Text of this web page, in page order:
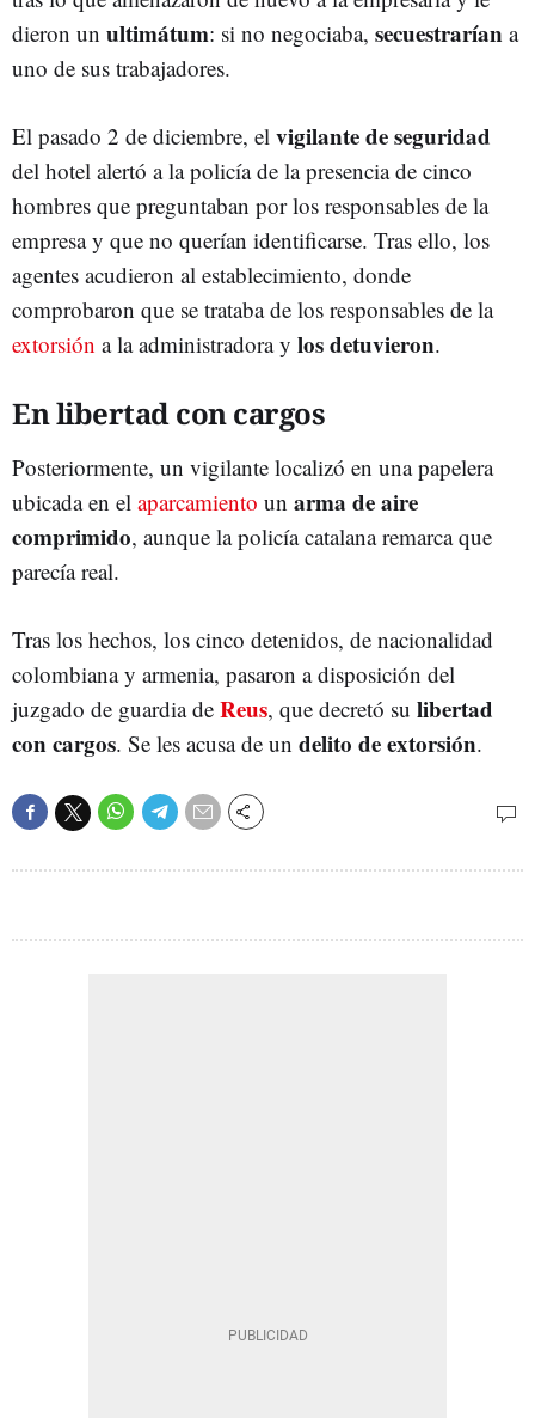
dieron un ultimátum: si no negociaba, secuestrarían a
uno de sus trabajadores.
El pasado 2 de diciembre, el vigilante de seguridad
del hotel alertó a la policía de la presencia de cinco
hombres que preguntaban por los responsables de la
empresa y que no querían identificarse. Tras ello, los
agentes acudieron al establecimiento, donde
comprobaron que se trataba de los responsables de la
extorsión a la administradora y losdetuvieron.
En libertad con cargos
Posteriormente, un vigilante localizó en una papelera
ubicada en el aparcamiento un arma de aire
comprimido, aunque la policía catalana remarca que
parecía real.
Tras los hechos, los cinco detenidos, de nacionalidad
colombiana y armenia, pasaron a disposición del
juzgado de guardia de Reus, que decretó su libertad
con cargos. Se les acusa de un delito de extorsión.